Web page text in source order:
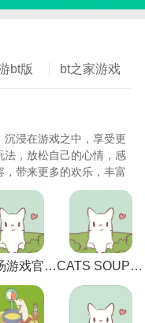
邀请玩家们，生动
果，有史无前例的
带给大家，有丰富人
戏体验。
的玩法;
里面迎接不断的变
。
来的趣点
生活，想
!
bt版 bt之家游戏
浸在游戏之中，享受更
法，放松自己的心情，感
带来更多的欢乐，丰富
猫和汤游戏官方下载-猫和汤游戏官方最新版（cats and soup） v2.2.0 CATS SOUP游戏下载-CATS SOUP游戏中文版 v2.2.0